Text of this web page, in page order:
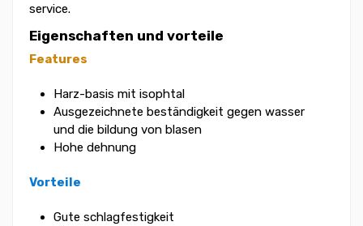
service.
Eigenschaften und vorteile
Features
Harz-basis mit isophtal
Ausgezeichnete beständigkeit gegen wasser
und die bildung von blasen
Hohe dehnung
Vorteile
Gute schlagfestigkeit